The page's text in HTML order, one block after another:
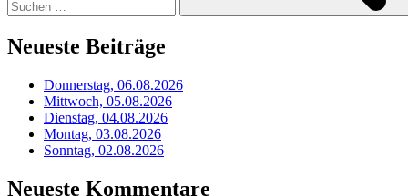
Neueste Beiträge
Donnerstag, 06.08.2026
Mittwoch, 05.08.2026
Dienstag, 04.08.2026
Montag, 03.08.2026
Sonntag, 02.08.2026
Neueste Kommentare